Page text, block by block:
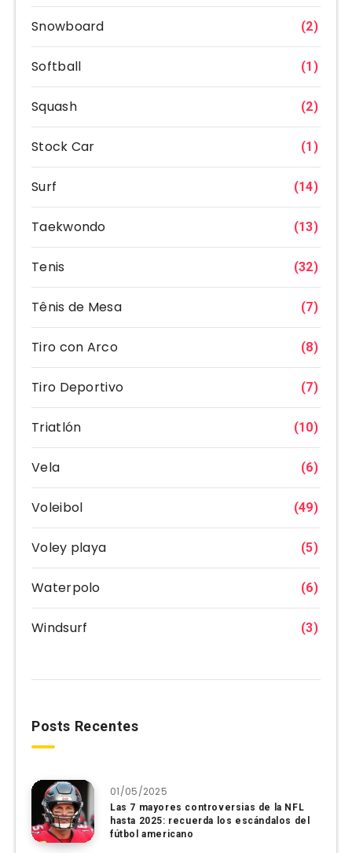
Snowboard (2)
Softball (1)
Squash (2)
Stock Car (1)
Surf (14)
Taekwondo (13)
Tenis (32)
Tênis de Mesa (7)
Tiro con Arco (8)
Tiro Deportivo (7)
Triatlón (10)
Vela (6)
Voleibol (49)
Voley playa (5)
Waterpolo (6)
Windsurf (3)
Posts Recentes
01/05/2025
Las 7 mayores controversias de la NFL
hasta 2025: recuerda los escándalos del
fútbol americano